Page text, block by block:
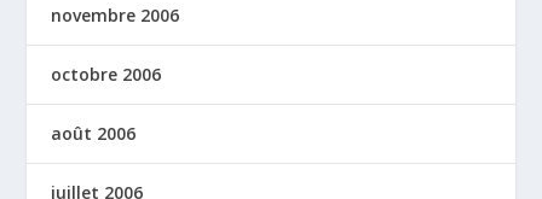
novembre 2006
octobre 2006
août 2006
juillet 2006